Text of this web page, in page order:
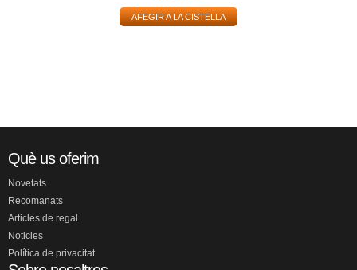
AFEGIR A LA CISTELLA
Què us oferim
Novetats
Recomanats
Articles de regal
Noticies
Política de privacitat